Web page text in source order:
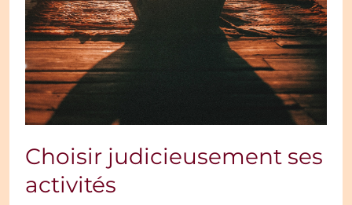
Choisir judicieusement ses
activités